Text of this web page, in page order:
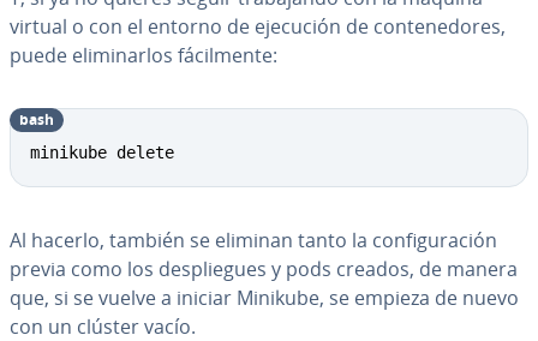
virtual o con el entorno de ejecución de co­n­te­ne­do­res,
puede eli­mi­nar­los fá­ci­l­me­n­te:
minikube delete
bash
Al hacerlo, también se eliminan tanto la co­n­fi­gu­ra­ción
previa como los de­s­plie­gues y pods creados, de manera
que, si se vuelve a iniciar Minikube, se empieza de nuevo
con un clúster vacío.